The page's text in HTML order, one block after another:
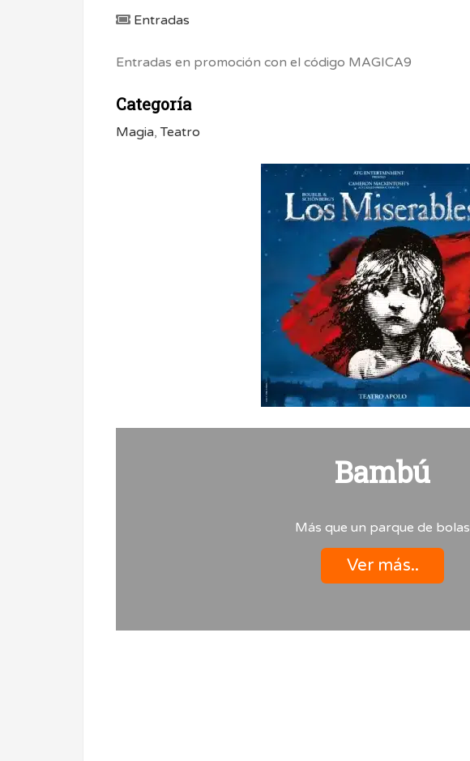
Entradas
Entradas en promoción con el código MAGICA9
Categoría
Magia,Teatro
Bambú
Más que un parque de bolas
Ver más..